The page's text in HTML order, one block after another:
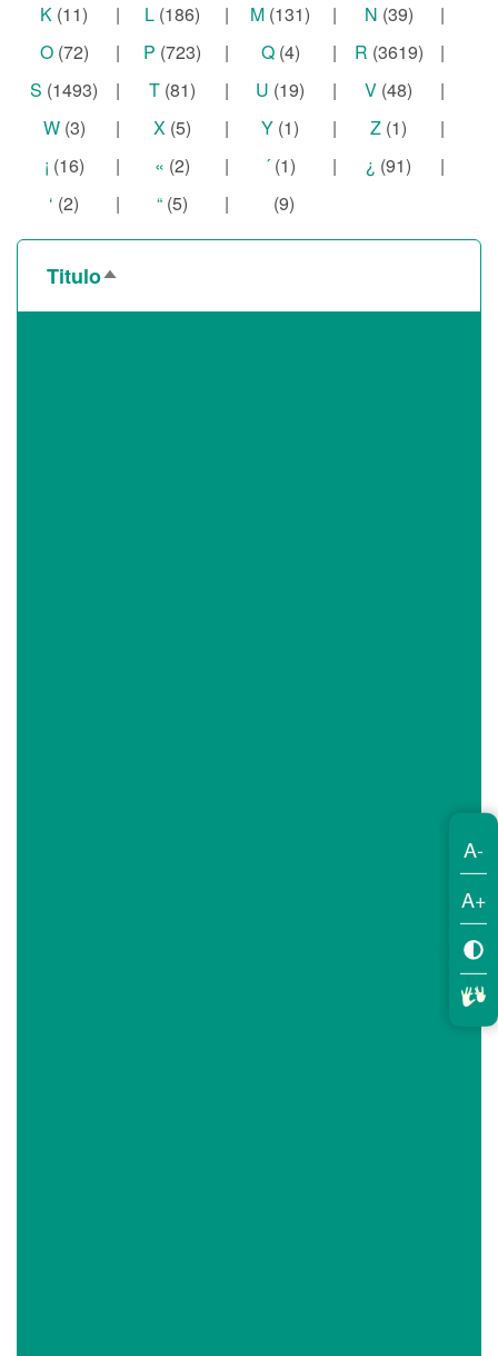
K (11) | L(186) | M (131) | N (39)
|
O(72) | P (723) | Q(4) | R (3619)
|
S (1493) | T(81) | U (19) | V (48)
|
W(3) | X(5) | Y (1) | Z (1)
|
¡ (16) | « (2) | ´(1) | ¿ (91)
|
‘ (2) | “(5) | (9)
TituloOrdenar
descendente
A-
A+